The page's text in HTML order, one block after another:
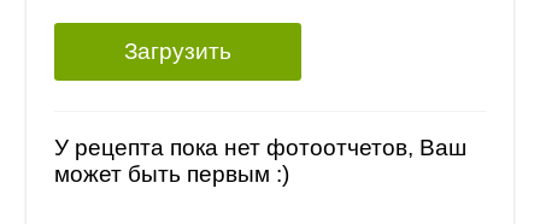
Загрузить
У рецепта пока нет фотоотчетов, Ваш
может быть первым :)